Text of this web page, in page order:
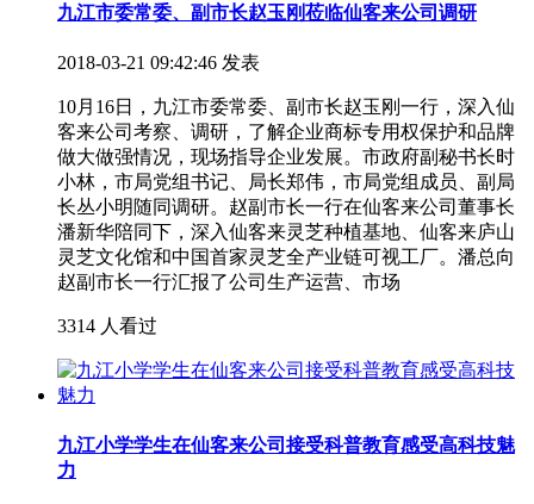
九江市委常委、副市长赵玉刚莅临仙客来公司调研
2018-03-21 09:42:46 发表
10月16日，九江市委常委、副市长赵玉刚一行，深入仙
客来公司考察、调研，了解企业商标专用权保护和品牌
做大做强情况，现场指导企业发展。市政府副秘书长时
小林，市局党组书记、局长郑伟，市局党组成员、副局
长丛小明随同调研。赵副市长一行在仙客来公司董事长
潘新华陪同下，深入仙客来灵芝种植基地、仙客来庐山
灵芝文化馆和中国首家灵芝全产业链可视工厂。潘总向
赵副市长一行汇报了公司生产运营、市场
3314 人看过
九江小学学生在仙客来公司接受科普教育感受高科技魅
力